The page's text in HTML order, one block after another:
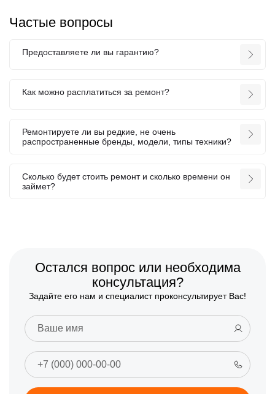
Частые вопросы
Предоставляете ли вы гарантию?
Как можно расплатиться за ремонт?
Ремонтируете ли вы редкие, не очень
распространенные бренды, модели, типы техники?
Сколько будет стоить ремонт и сколько времени он
займет?
Остался вопрос или необходима
консультация?
Задайте его нам и специалист проконсультирует Вас!